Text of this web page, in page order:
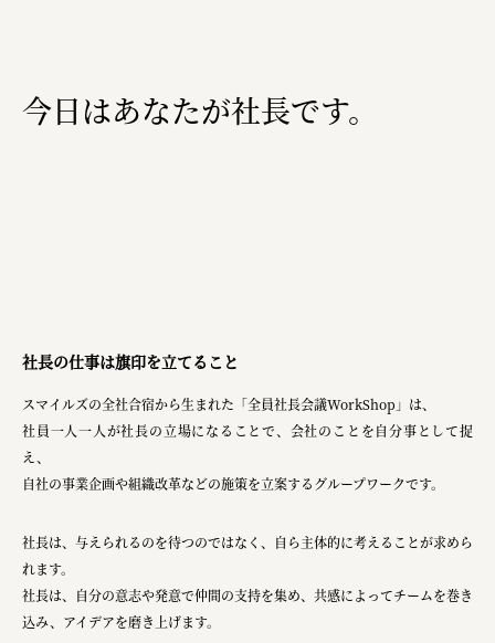
ソロフレッシュコーヒーシステム株式会社
ピジョン株式会社
複合的な形式で実施
三國屋善五郎
福山電業株式会社
有限会社 南印度洋行
今日はあなたが社長です。
社長の仕事は旗印を立てること
スマイルズの全社合宿から生まれた「全員社長会議WorkShop」は、
社員一人一人が社長の立場になることで、会社のことを自分事として捉
え、
自社の事業企画や組織改革などの施策を立案するグループワークです。
社長は、与えられるのを待つのではなく、自ら主体的に考えることが求めら
れます。
社長は、自分の意志や発意で仲間の支持を集め、共感によってチームを巻き
込み、アイデアを磨き上げます。